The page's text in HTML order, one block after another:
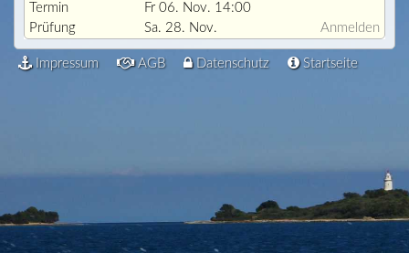
Termin
Fr 06. Nov. 14:00
Prüfung
Sa. 28. Nov. Anmelden
Impressum AGB Datenschutz Startseite